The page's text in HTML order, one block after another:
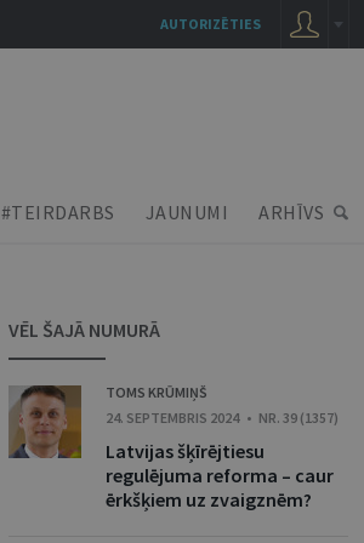
#TEIRDARBS JAUNUMI ARHĪVS
VĒL ŠAJĀ NUMURĀ
TOMS KRŪMIŅŠ
24. SEPTEMBRIS 2024 • NR. 39 (1357)
Latvijas šķīrējtiesu
regulējuma reforma – caur
ērkšķiem uz zvaigznēm?
AUTORIZĒTIES